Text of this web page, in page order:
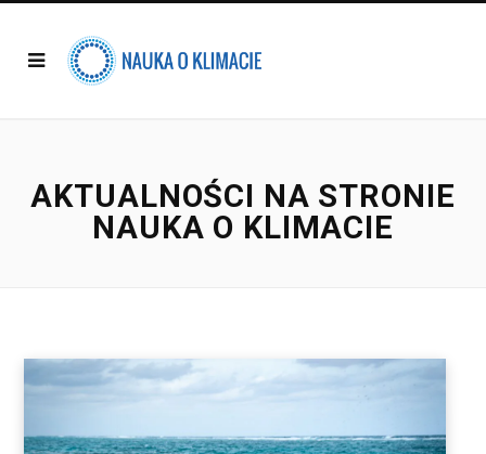
AKTUALNOŚCI NA STRONIE
NAUKA O KLIMACIE